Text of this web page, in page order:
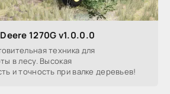
1270G v1.0.0.0
техника для
в лесу. Высокая
и точность при валке деревьев!